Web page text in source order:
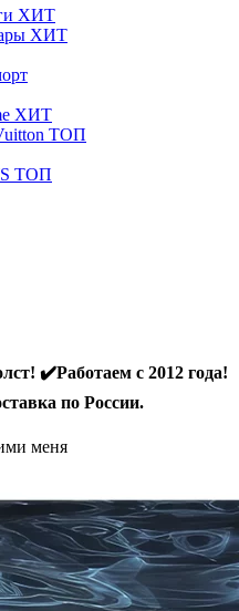
ХИТ
ХИТ
ХИТ
ТОП
ТОП
✔️Работаем с 2012 года!
по России.
меня